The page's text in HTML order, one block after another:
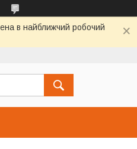
в найближчий робочий